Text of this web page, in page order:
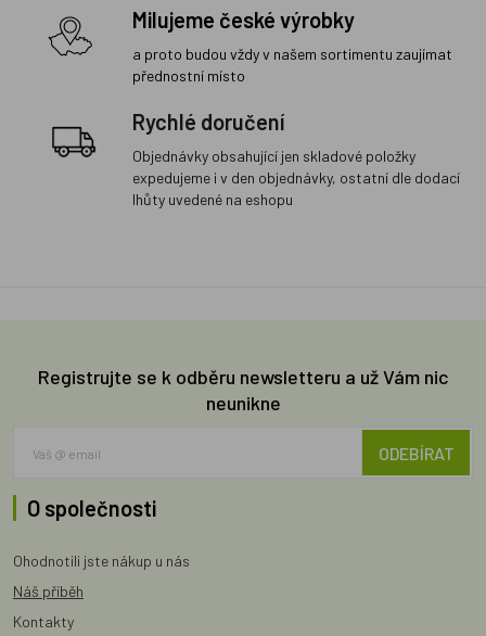
Milujeme české výrobky
a proto budou vždy v našem sortimentu zaujímat
přednostní místo
Rychlé doručení
Objednávky obsahující jen skladové položky
expedujeme i v den objednávky, ostatní dle dodací
lhůty uvedené na eshopu
Registrujte se k odběru newsletteru a už Vám nic
neunikne
ODEBÍRAT
O společnosti
Ohodnotili jste nákup u nás
Náš příběh
Kontakty